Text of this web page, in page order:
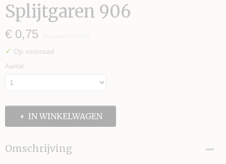
Splijtgaren 906
€ 0,75
✓ Op voorraad
Aantal
IN WINKELWAGEN
Omschrijving